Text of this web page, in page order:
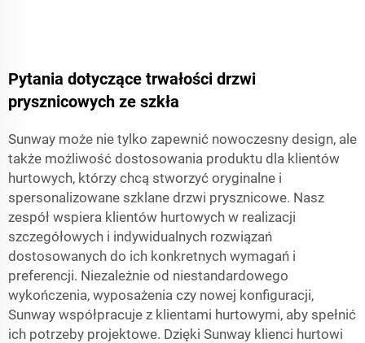
Pytania dotyczące trwałości drzwi
prysznicowych ze szkła
Sunway może nie tylko zapewnić nowoczesny design, ale
także możliwość dostosowania produktu dla klientów
hurtowych, którzy chcą stworzyć oryginalne i
spersonalizowane szklane drzwi prysznicowe. Nasz
zespół wspiera klientów hurtowych w realizacji
szczegółowych i indywidualnych rozwiązań
dostosowanych do ich konkretnych wymagań i
preferencji. Niezależnie od niestandardowego
wykończenia, wyposażenia czy nowej konfiguracji,
Sunway współpracuje z klientami hurtowymi, aby spełnić
ich potrzeby projektowe. Dzięki Sunway klienci hurtowi